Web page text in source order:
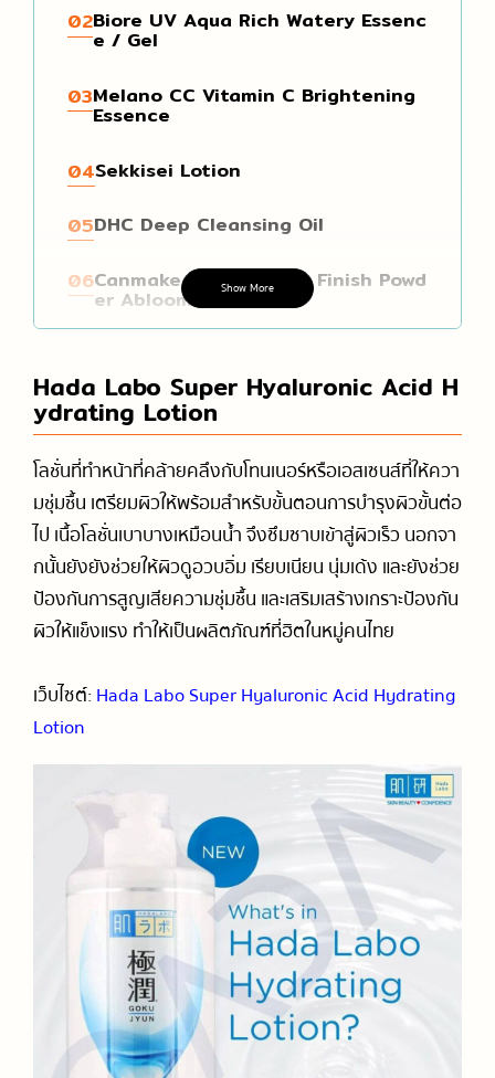
02Biore UV Aqua Rich Watery Essenc
e / Gel
03Melano CC Vitamin C Brightening
Essence
04Sekkisei Lotion
05DHC Deep Cleansing Oil
06Canmake Marshmallow Finish Powd
er Abloom
08Anessa Perfect UV Sunscreen Ski
ncare Milk / Gel
09Shiseido Tsubaki
10SHISEIDO Fino Premium Touch Hair
Mask
11แวะคุยสักนิด🐶🌸
Show More
Hada Labo Super Hyaluronic Acid H
ydrating Lotion
โลชั่นที่ทำหน้าที่คล้ายคลึงกับโทนเนอร์หรือเอสเซนส์ที่ให้ควา
มชุ่มชื้น เตรียมผิวให้พร้อมสำหรับขั้นตอนการบำรุงผิวขั้นต่อ
ไป เนื้อโลชั่นเบาบางเหมือนน้ำ จึงซึมซาบเข้าสู่ผิวเร็ว นอกจา
กนั้นยังยังช่วยให้ผิวดูอวบอิ่ม เรียบเนียน นุ่มเด้ง และยังช่วย
ป้องกันการสูญเสียความชุ่มชื้น และเสริมเสร้างเกราะป้องกัน
ผิวให้แข็งแรง ทำให้เป็นผลิตภัณฑ์ที่ฮิตในหมู่คนไทย
เว็บไซต์:Hada Labo Super Hyaluronic Acid Hydrating
Lotion